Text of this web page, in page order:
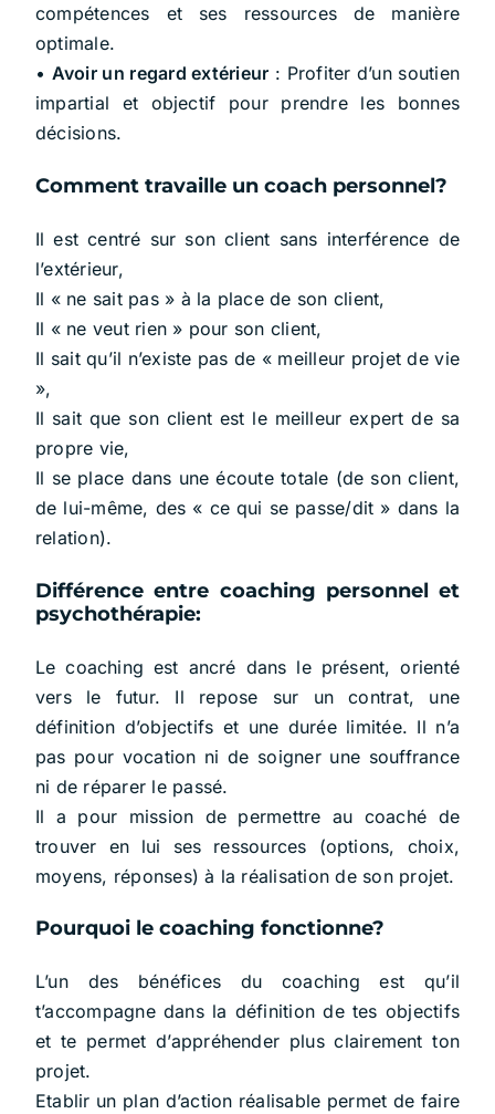
compétences et ses ressources de manière
optimale.
• Avoir un regard extérieur : Profiter d’un soutien
impartial et objectif pour prendre les bonnes
décisions.
Comment travaille un coach personnel?
Il est centré sur son client sans interférence de
l’extérieur,
Il « ne sait pas » à la place de son client,
Il « ne veut rien » pour son client,
Il sait qu’il n’existe pas de « meilleur projet de vie
»,
Il sait que son client est le meilleur expert de sa
propre vie,
Il se place dans une écoute totale (de son client,
de lui-même, des « ce qui se passe/dit » dans la
relation).
Différence entre coaching personnel et
psychothérapie:
Le coaching est ancré dans le présent, orienté
vers le futur. Il repose sur un contrat, une
définition d’objectifs et une durée limitée. Il n’a
pas pour vocation ni de soigner une souffrance
ni de réparer le passé.
Il a pour mission de permettre au coaché de
trouver en lui ses ressources (options, choix,
moyens, réponses) à la réalisation de son projet.
Pourquoi le coaching fonctionne?
L’un des bénéfices du coaching est qu’il
t’accompagne dans la définition de tes objectifs
et te permet d’appréhender plus clairement ton
projet.
Etablir un plan d’action réalisable permet de faire